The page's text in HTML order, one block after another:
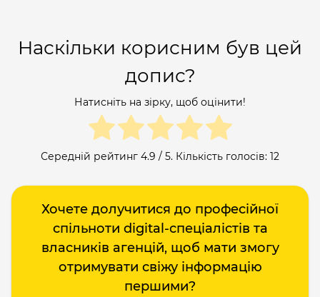
Наскільки корисним був цей
допис?
Натисніть на зірку, щоб оцінити!
Середній рейтинг 4.9 / 5. Кількість голосів: 12
Хочете долучитися до професійної
спільноти digital-спеціалістів та
власників агенцій, щоб мати змогу
отримувати свіжу інформацію
першими?